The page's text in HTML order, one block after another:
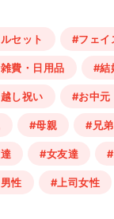
セット #フェイ
費・日用品 #結
し祝い #お中元
#母親 #兄弟
#女友達
性 #上司女性